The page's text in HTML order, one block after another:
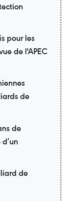
pour les
de l'APEC
de
de
de